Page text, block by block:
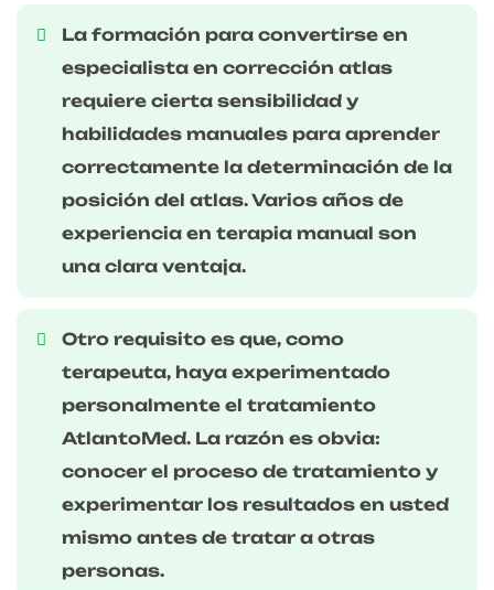
La formación para convertirse en
especialista en corrección atlas
requiere cierta sensibilidad y
habilidades manuales para aprender
correctamente la determinación de la
posición del atlas. Varios años de
experiencia en terapia manual son
una clara ventaja.
Otro requisito es que, como
terapeuta, haya experimentado
personalmente el tratamiento
AtlantoMed. La razón es obvia:
conocer el proceso de tratamiento y
experimentar los resultados en usted
mismo antes de tratar a otras
personas.